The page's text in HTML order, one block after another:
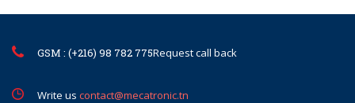
GSM : (+216) 98 782 775Request call back
Write us contact@mecatronic.tn